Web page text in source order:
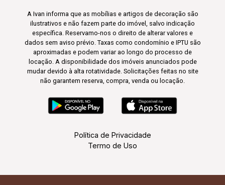
A Ivan informa que as mobílias e artigos de decoração são
ilustrativos e não fazem parte do imóvel, salvo indicação
específica. Reservamo-nos o direito de alterar valores e
dados sem aviso prévio. Taxas como condomínio e IPTU são
aproximadas e podem variar ao longo do processo de
locação. A disponibilidade dos imóveis anunciados pode
mudar devido à alta rotatividade. Solicitações feitas no site
não garantem reserva, compra, venda ou locação.
Política de Privacidade
Termo de Uso